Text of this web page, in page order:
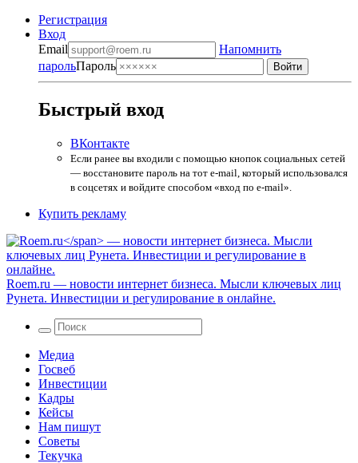
Регистрация
Вход
Email
Напомнить
парольПароль
Быстрый вход
ВКонтакте
Если ранее вы входили с помощью кнопок социальных сетей
— восстановите пароль на тот e-mail, который использовался
в соцсетях и войдите способом «вход по e-mail».
Купить рекламу
Roem.ru — новости интернет бизнеса. Мысли ключевых лиц
Рунета. Инвестиции и регулирование в онлайне.
Медиа
Госвеб
Инвестиции
Кадры
Кейсы
Нам пишут
Советы
Текучка